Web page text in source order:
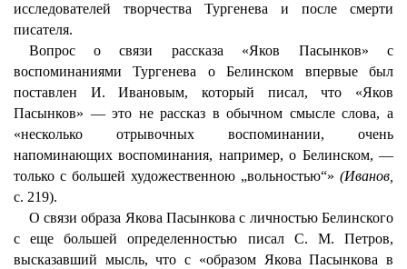
исследователей творчества Тургенева и после смерти
писателя.
Вопрос о связи рассказа «Яков Пасынков» с
воспоминаниями Тургенева о Белинском впервые был
поставлен И. Ивановым, который писал, что «Яков
Пасынков» — это не рассказ в обычном смысле слова, а
«несколько отрывочных воспоминании, очень
напоминающих воспоминания, например, о Белинском, —
только с большей художественною „вольностью“» (Иванов,
с. 219).
О связи образа Якова Пасынкова с личностью Белинского
с еще большей определенностью писал С. М. Петров,
высказавший мысль, что с «образом Якова Пасынкова в